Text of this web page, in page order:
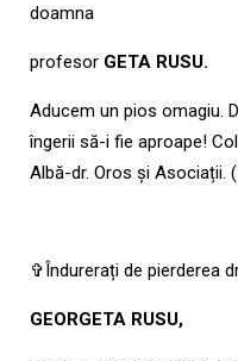
doamna
profesor GETA RUSU.
Aducem un pios omagiu.
îngerii să-i fie aproape!
Albă-dr. Oros și Asociații.
✞Îndurerați de pierderea
GEORGETA RUSU,